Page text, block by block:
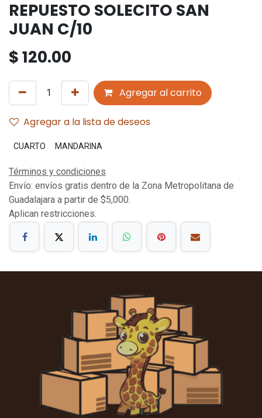
REPUESTO SOLECITO SAN
JUAN C/10
$120.00
Agregar al carrito
Agregar a la lista de deseos
CUARTO MANDARINA
Términos y condiciones
Envío: envíos gratis dentro de la Zona Metropolitana de
Guadalajara a partir de $5,000.
Aplican restricciones.